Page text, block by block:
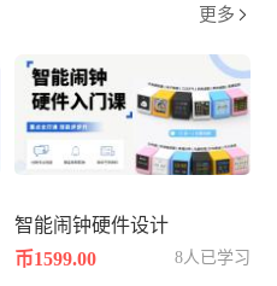
更多 
智能闹钟硬件设计
币1599.00
8人已学习